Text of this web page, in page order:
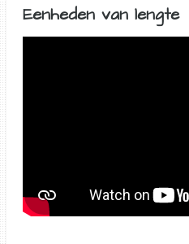
Eenheden van lengte